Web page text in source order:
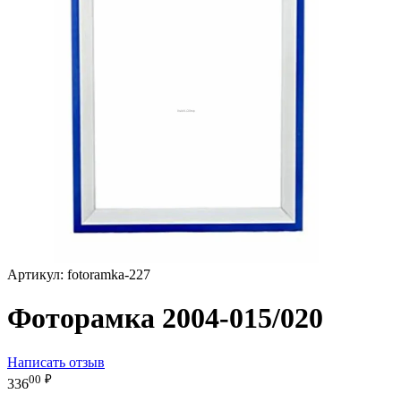
Артикул: fotoramka-227
Фоторамка 2004-015/020
Написать отзыв
33600 ₽